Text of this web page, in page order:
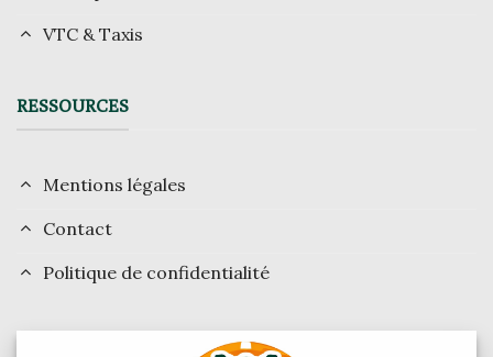
VTC & Taxis
RESSOURCES
Mentions légales
Contact
Politique de confidentialité